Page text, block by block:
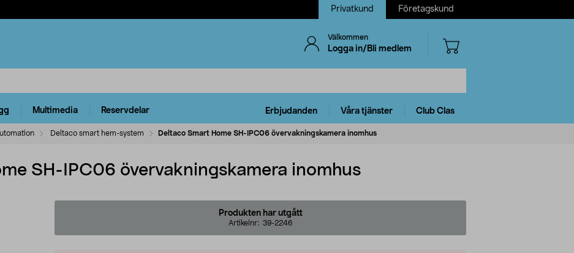
Privatkund Företagskund
Välkommen
Logga in/Bli medlem
Multimedia Reservdelar Erbjudanden Våra tjänster Club Clas
Deltaco smart hem-system Deltaco Smart Home SH-IPC06 övervakningskamera inomhus
SH-IPC06 övervakningskamera inomhus
Produkten har utgått
Artikelnr: 39-2246